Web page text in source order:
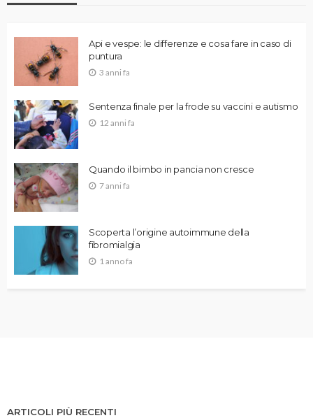
Api e vespe: le differenze e cosa fare in caso di
puntura
3 anni fa
Sentenza finale per la frode su vaccini e autismo
12 anni fa
Quando il bimbo in pancia non cresce
7 anni fa
Scoperta l’origine autoimmune della
fibromialgia
1 anno fa
ARTICOLI PIÙ RECENTI